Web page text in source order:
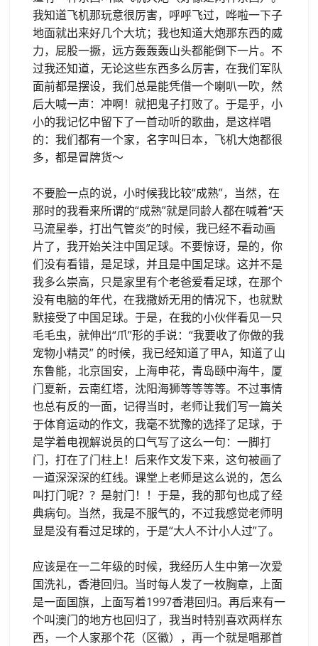
我知道飞机那玩意很厉害，呼呼飞过，哗啦一下子
地面就出来好几个大坑；我也知道大炮那东西的威
力，屁股一撅，远方轰轰轰山头都能倒下一片。不
过我还知道，无论这些东西多么厉害，在我们军队
面前都是摆设，我们总是能凭借一个喇叭一吹，然
后大喊一声：冲啊！就把鬼子打败了。于是乎，小
小的我记忆中留下了一首动听的歌曲，是这样唱
的：我们都有一个家，名字叫日本，飞机大炮都很
多，都是冒牌货～
不要脸一点的说，小时候我比较“成熟”，当然，在
那时的我看来所谓的“成熟”就是同龄人都在喊着“天
马流星拳，打出气管炎”的时候，我已经不看动画
片了，我开始关注中国足球。不要惊讶，是的，你
们没有看错，是足球，并且是中国足球。这并不是
我多么崇高，只是家里有个老爸爱看足球，在那个
没有电脑的年代，在我撒娇无用的情况下，也就默
默接受了中国足球。于是，在我的小伙伴看见一只
毛毛虫，就伸出“爪”形的手说：“我要收了你做的我
宠物小精灵” 的时候，我已经知道了甲A，知道了山
东鲁能，北京国安，上海申花，青岛颐中海牛，厦
门夏新，云南红塔，沈阳海狮等等等等。不过事情
也总有反的一面，记得当时，老师让我们写一篇关
于体育运动的作文，我毫不犹豫的选择了足球，于
是学着电视解说员的口气写了这么一句：一脚打
门，打在了门柱上！后来作文发下来，这句被画了
一道深深深的红线。课堂上老师是这么说的，怎么
叫打门呢？？是射门！！于是，我的那句也成了经
典病句。当然，我是不服气的，不过我感觉老师明
显是没有看过足球的，于是“大人不计小人过”了。
应该是在一二年级的时候，我经历人生中第一次爱
国洗礼，香港回归。当时每人发了一枚胸章，上面
是一面国旗，上面写着1997香港回归。再后来有一
个叫澳门的地方也回归了，我当时特别喜欢两样东
西，一个人家那个花（区徽），再一个就是唱那首